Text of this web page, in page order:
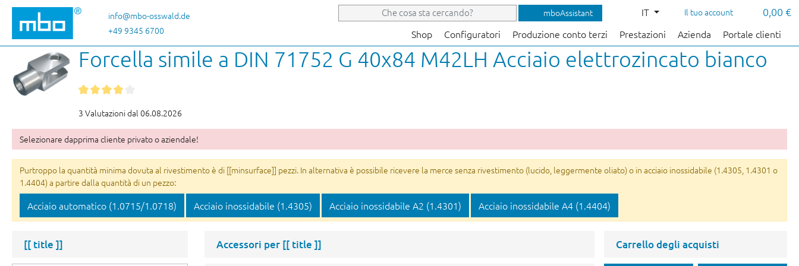
al contenuto principale
Salta alla ricerca
Passa alla navigazione principaleinfo@mbo-osswald.de
+49 9345 6700
mboAssistant IT Il tuo account 0,00 €
Shop Configuratori Produzione conto terzi Prestazioni Azienda Portale clienti
Forcella simile a DIN 71752 G 40x84 M42LH Acciaio elettrozincato bianco
3 Valutazioni dal 06.08.2026
Selezionare dapprima cliente privato o aziendale!
Purtroppo la quantità minima dovuta al rivestimento è di [[minsurface]] pezzi. In alternativa è possibile ricevere la merce senza rivestimento (lucido, leggermente oliato) o in acciaio inossidabile (1.4305, 1.4301 o
1.4404) a partire dalla quantità di un pezzo:
Acciaio automatico (1.0715/1.0718) Acciaio inossidabile (1.4305) Acciaio inossidabile A2 (1.4301) Acciaio inossidabile A4 (1.4404)
[[ title ]] Accessori per [[ title ]] Carrello degli acquisti